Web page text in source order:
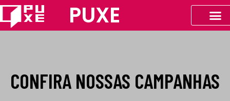
PUXE
CONFIRA NOSSAS CAMPANHAS